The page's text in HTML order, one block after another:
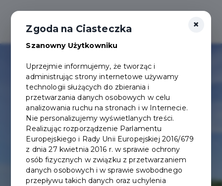
×
Zgoda na Ciasteczka
Szanowny Użytkowniku
Uprzejmie informujemy, że tworząc i
administrując strony internetowe używamy
technologii służących do zbierania i
przetwarzania danych osobowych w celu
analizowania ruchu na stronach i w Internecie.
Nie personalizujemy wyświetlanych treści.
Realizując rozporządzenie Parlamentu
Europejskiego i Rady Unii Europejskiej 2016/679
z dnia 27 kwietnia 2016 r. w sprawie ochrony
osób fizycznych w związku z przetwarzaniem
danych osobowych i w sprawie swobodnego
przepływu takich danych oraz uchylenia